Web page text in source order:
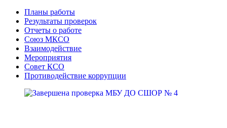
Планы работы
Результаты проверок
Отчеты о работе
Союз МКСО
Взаимодействие
Мероприятия
Совет КСО
Противодействие коррупции